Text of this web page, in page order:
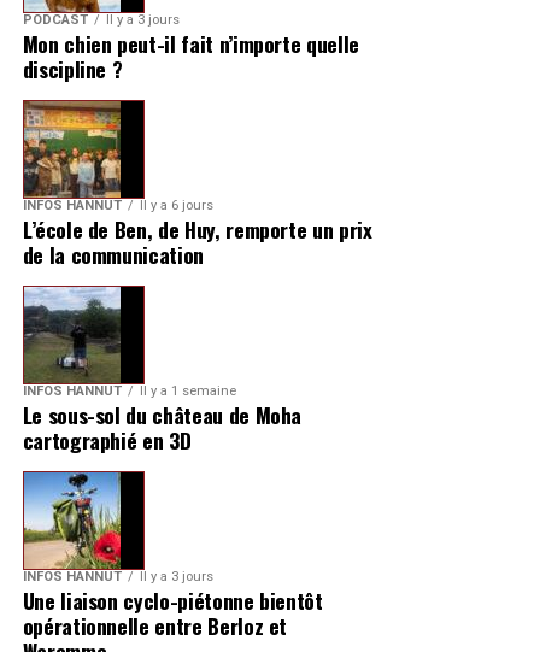
PODCAST Il y a 3 jours
Mon chien peut-il fait n’importe quelle
discipline ?
INFOS HANNUT Il y a 6 jours
L’école de Ben, de Huy, remporte un prix
de la communication
INFOS HANNUT Il y a 1 semaine
Le sous-sol du château de Moha
cartographié en 3D
INFOS HANNUT Il y a 3 jours
Une liaison cyclo-piétonne bientôt
opérationnelle entre Berloz et